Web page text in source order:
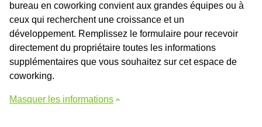
bureau en coworking convient aux grandes équipes ou à
ceux qui recherchent une croissance et un
développement. Remplissez le formulaire pour recevoir
directement du propriétaire toutes les informations
supplémentaires que vous souhaitez sur cet espace de
coworking.
Masquer les informations